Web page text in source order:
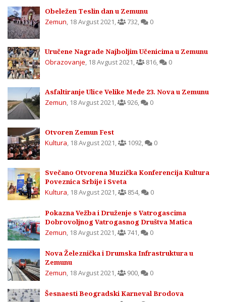
Obeležen Teslin dan u Zemunu
Zemun, 18 Avgust 2021, 732, 0
Uručene Nagrade Najboljim Učenicima u Zemunu
Obrazovanje, 18 Avgust 2021, 816, 0
Asfaltiranje Ulice Velike Međe 23. Nova u Zemunu
Zemun, 18 Avgust 2021, 926, 0
Otvoren Zemun Fest
Kultura, 18 Avgust 2021, 1092, 0
Svečano Otvorena Muzička Konferencija Kultura
Poveznica Srbije i Sveta
Kultura, 18 Avgust 2021, 854, 0
Pokazna Vežba i Druženje s Vatrogascima
Dobrovoljnog Vatrogasnog Društva Matica
Zemun, 18 Avgust 2021, 741, 0
Nova Železnička i Drumska Infrastruktura u
Zemunu
Zemun, 18 Avgust 2021, 900, 0
Šesnaesti Beogradski Karneval Brodova